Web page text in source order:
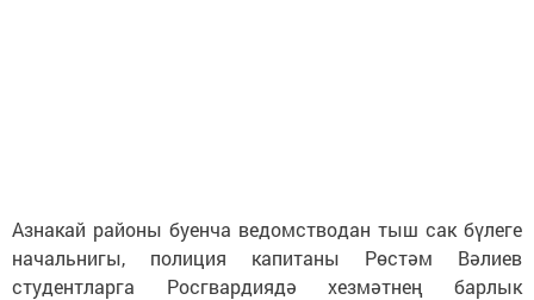
Азнакай районы буенча ведомстводан тыш сак бүлеге
начальнигы, полиция капитаны Рөстәм Вәлиев
студентларга Росгвардиядә хезмәтнең барлык